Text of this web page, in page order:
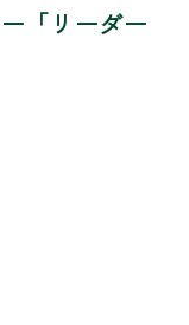
「リーダー